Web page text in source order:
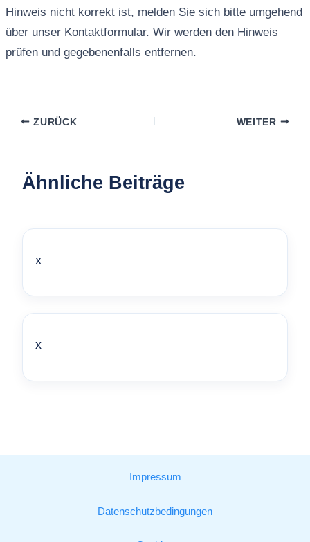
Hinweis nicht korrekt ist, melden Sie sich bitte umgehend
über unser Kontaktformular. Wir werden den Hinweis
prüfen und gegebenenfalls entfernen.
ZURÜCK WEITER
Ähnliche Beiträge
x
x
Impressum
Datenschutzbedingungen